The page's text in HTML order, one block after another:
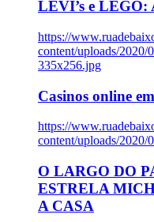
LEVI’s e LEGO:
https://
content/uploads/2020/
335x256.jpg
Casinos online
https://
content/uploads/
O LARGO DO
ESTRELA
A CASA